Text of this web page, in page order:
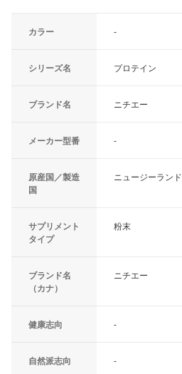
カラー -
シリーズ名 プロテイン
ブランド名 ニチエー
メーカー型番 -
原産国／製造
国
ニュージーランド
サプリメント
タイプ
粉末
ブランド名
（カナ）
ニチエー
健康志向 -
自然派志向 -